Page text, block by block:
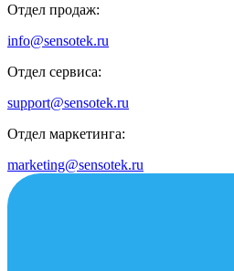
Отдел продаж:
info@sensotek.ru
Отдел сервиса:
support@sensotek.ru
Отдел маркетинга:
marketing@sensotek.ru